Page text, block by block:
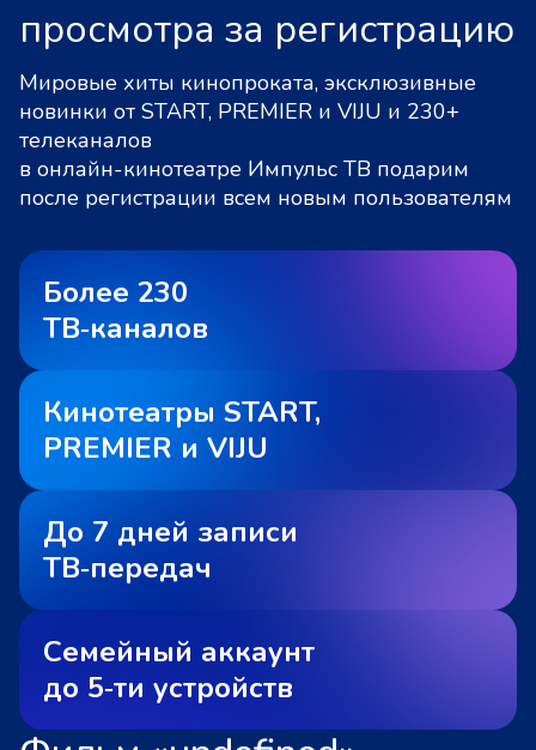
просмотра за регистрацию
Мировые хиты кинопроката, эксклюзивные
новинки от START, PREMIER и VIJU и 230+
телеканалов
в онлайн-кинотеатре Импульс ТВ подарим
после регистрации всем новым пользователям
Более 230
ТВ‑каналов
Кинотеатры START,
PREMIER и VIJU
До 7 дней записи
ТВ‑передач
Семейный аккаунт
до 5‑ти устройств